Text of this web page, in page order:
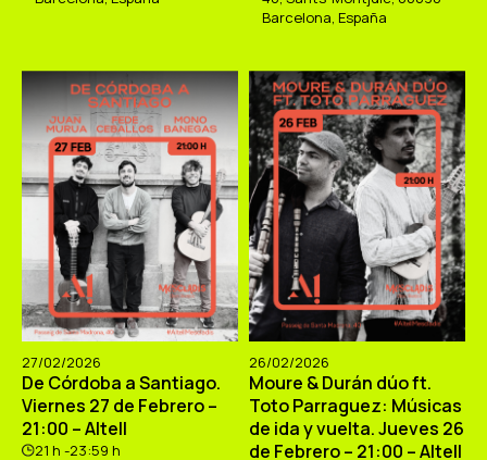
Barcelona, España
27/02/2026
De Córdoba a Santiago.
Viernes 27 de Febrero –
21:00 – Altell
21 h -23:59 h
26/02/2026
Moure & Durán dúo ft.
Toto Parraguez: Músicas
de ida y vuelta. Jueves 26
de Febrero – 21:00 – Altell